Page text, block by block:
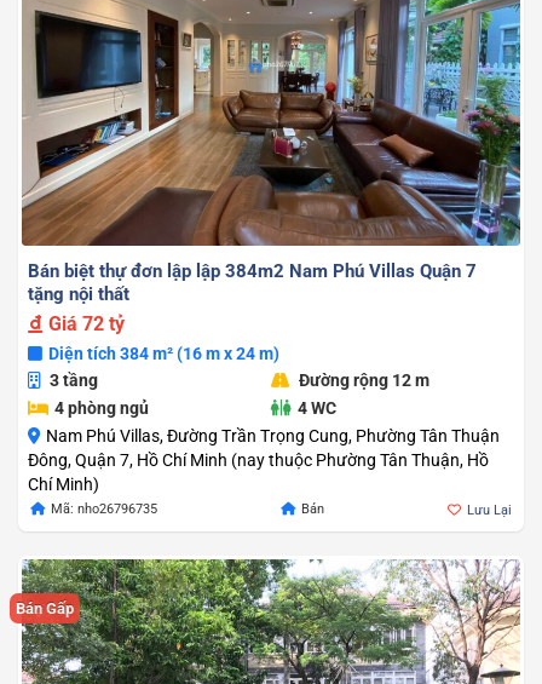
Bán biệt thự đơn lập lập 384m2 Nam Phú Villas Quận 7
tặng nội thất
Giá 72 tỷ
Diện tích 384 m² (16 m x 24 m)
3 tầng
Đường rộng 12 m
4 phòng ngủ
4 WC
Nam Phú Villas, Đường Trần Trọng Cung, Phường Tân Thuận
Đông, Quận 7, Hồ Chí Minh (nay thuộc Phường Tân Thuận, Hồ
Chí Minh)
Mã: nho26796735 Bán Lưu Lại
Bán Gấp